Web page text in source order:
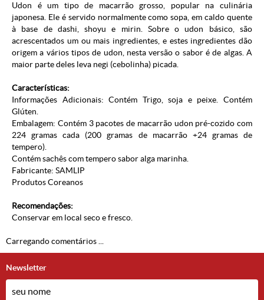
Udon é um tipo de macarrão grosso, popular na culinária
japonesa. Ele é servido normalmente como sopa, em caldo quente
à base de dashi, shoyu e mirin. Sobre o udon básico, são
acrescentados um ou mais ingredientes, e estes ingredientes dão
origem a vários tipos de udon, nesta versão o sabor é de algas. A
maior parte deles leva negi (cebolinha) picada.
Características:
Informações Adicionais: Contém Trigo, soja e peixe. Contém
Glúten.
Embalagem: Contém 3 pacotes de macarrão udon pré-cozido com
224 gramas cada (200 gramas de macarrão +24 gramas de
tempero).
Contém sachês com tempero sabor alga marinha.
Fabricante: SAMLIP
Produtos Coreanos
Recomendações:
Conservar em local seco e fresco.
Carregando comentários ...
Newsletter